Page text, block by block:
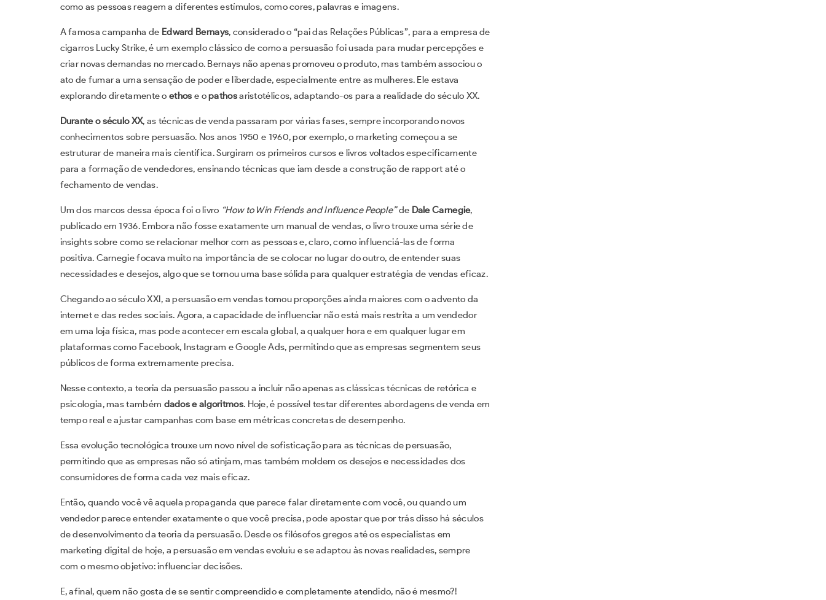
como as pessoas reagem a diferentes estímulos, como cores, palavras e imagens.
A famosa campanha de Edward Bernays, considerado o “pai das Relações Públicas”, para a empresa de
cigarros Lucky Strike, é um exemplo clássico de como a persuasão foi usada para mudar percepções e
criar novas demandas no mercado. Bernays não apenas promoveu o produto, mas também associou o
ato de fumar a uma sensação de poder e liberdade, especialmente entre as mulheres. Ele estava
explorando diretamente oethos e opathosaristotélicos, adaptando-os para a realidade do século XX.
Durante o século XX, as técnicas de venda passaram por várias fases, sempre incorporando novos
conhecimentos sobre persuasão. Nos anos 1950 e 1960, por exemplo, o marketing começou a se
estruturar de maneira mais científica. Surgiram os primeiros cursos e livros voltados especificamente
para a formação de vendedores, ensinando técnicas que iam desde a construção de rapport até o
fechamento de vendas.
Um dos marcos dessa época foi o livro “How to Win Friends and Influence People”de Dale Carnegie,
publicado em 1936. Embora não fosse exatamente um manual de vendas, o livro trouxe uma série de
insights sobre como se relacionar melhor com as pessoas e, claro, como influenciá-las de forma
positiva. Carnegie focava muito na importância de se colocar no lugar do outro, de entender suas
necessidades e desejos, algo que se tornou uma base sólida para qualquer estratégia de vendas eficaz.
Chegando ao século XXI, a persuasão em vendas tomou proporções ainda maiores com o advento da
internet e das redes sociais. Agora, a capacidade de influenciar não está mais restrita a um vendedor
em uma loja física, mas pode acontecer em escala global, a qualquer hora e em qualquer lugar em
plataformas como Facebook, Instagram e Google Ads, permitindo que as empresas segmentem seus
públicos de forma extremamente precisa.
Nesse contexto, a teoria da persuasão passou a incluir não apenas as clássicas técnicas de retórica e
psicologia, mas também dados e algoritmos. Hoje, é possível testar diferentes abordagens de venda em
tempo real e ajustar campanhas com base em métricas concretas de desempenho.
Essa evolução tecnológica trouxe um novo nível de sofisticação para as técnicas de persuasão,
permitindo que as empresas não só atinjam, mas também moldem os desejos e necessidades dos
consumidores de forma cada vez mais eficaz.
Então, quando você vê aquela propaganda que parece falar diretamente com você, ou quando um
vendedor parece entender exatamente o que você precisa, pode apostar que por trás disso há séculos
de desenvolvimento da teoria da persuasão. Desde os filósofos gregos até os especialistas em
marketing digital de hoje, a persuasão em vendas evoluiu e se adaptou às novas realidades, sempre
com o mesmo objetivo: influenciar decisões.
E, afinal, quem não gosta de se sentir compreendido e completamente atendido, não é mesmo?!